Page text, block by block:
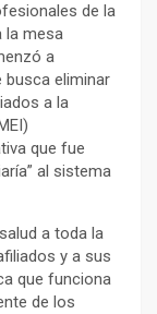
de la
la mesa
a
busca eliminar
a la
que fue
al sistema
a toda la
y a sus
que funciona
de los